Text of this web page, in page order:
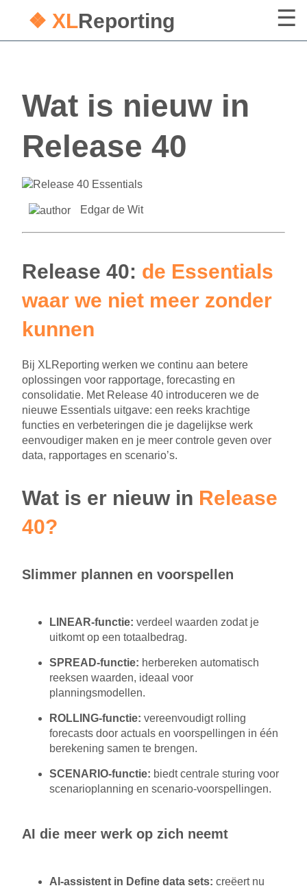
❖ XLReporting
Wat is nieuw in
Release 40
Edgar de Wit
Release 40: de Essentials
waar we niet meer zonder
kunnen
Bij XLReporting werken we continu aan betere
oplossingen voor rapportage, forecasting en
consolidatie. Met Release 40 introduceren we de
nieuwe Essentials uitgave: een reeks krachtige
functies en verbeteringen die je dagelijkse werk
eenvoudiger maken en je meer controle geven over
data, rapportages en scenario’s.
Wat is er nieuw in Release
40?
Slimmer plannen en voorspellen
LINEAR-functie: verdeel waarden zodat je
uitkomt op een totaalbedrag.
SPREAD-functie: herbereken automatisch
reeksen waarden, ideaal voor
planningsmodellen.
ROLLING-functie: vereenvoudigt rolling
forecasts door actuals en voorspellingen in één
berekening samen te brengen.
SCENARIO-functie: biedt centrale sturing voor
scenarioplanning en scenario-voorspellingen.
AI die meer werk op zich neemt
AI-assistent in Define data sets: creëert nu